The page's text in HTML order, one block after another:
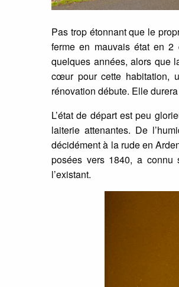
Pas trop étonnant que le
ferme en mauvais état en 2
quelques années, alors que
cœur pour cette habitation,
rénovation débute. Elle
L’état de départ est peu
laiterie attenantes. De
décidément à la rude en
posées vers 1840, a connu
l’existant.